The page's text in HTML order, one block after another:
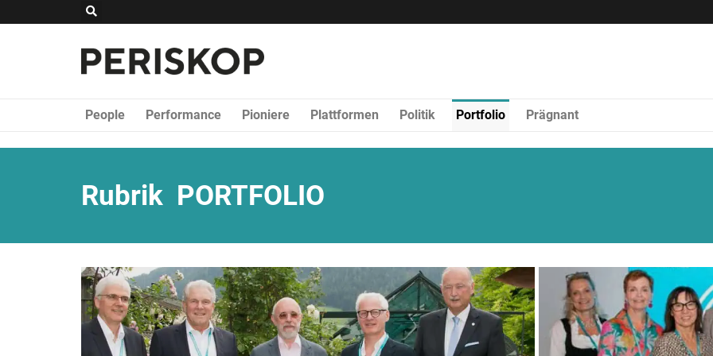
Suche
People Performance Pioniere Plattformen Politik Portfolio Prägnant
Rubrik PORTFOLIO